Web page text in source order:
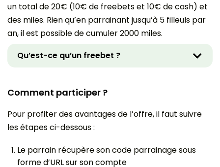
un total de 20€ (10€ de freebets et 10€ de cash) et
des miles. Rien qu’en parrainant jusqu’à 5 filleuls par
an, il est possible de cumuler 2000 miles.
Qu’est-ce qu’un freebet ?
Comment participer ?
Pour profiter des avantages de l’offre, il faut suivre
les étapes ci-dessous :
Le parrain récupère son code parrainage sous
forme d’URL sur son compte